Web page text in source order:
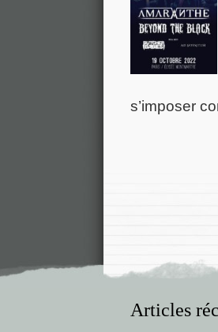
s’imposer
Articles